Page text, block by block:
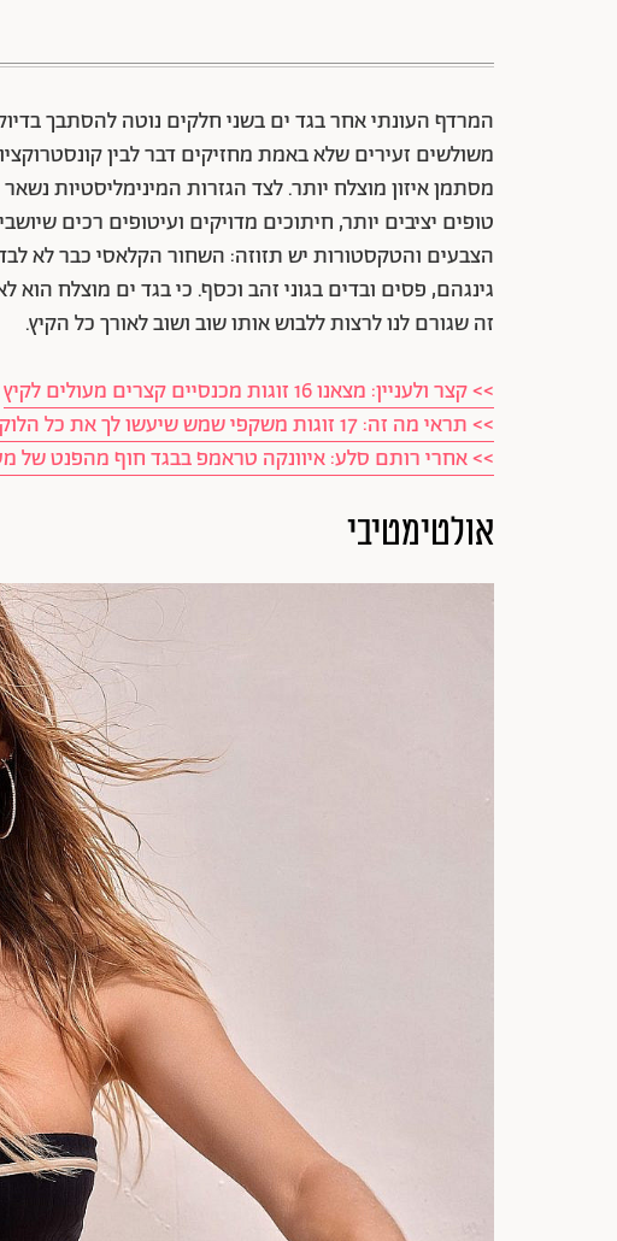
המרדף העונתי אחר בגד ים בשני חלקים נוטה להסתבך
משולשים זעירים שלא באמת מחזיקים דבר לבין
מסתמן איזון מוצלח יותר. לצד הגזרות המינימליסטיות
טופים יציבים יותר, חיתוכים מדויקים ועיטופים רכים
הצבעים והטקסטורות יש תזוזה: השחור הקלאסי כבר לא
גינגהם, פסים ובדים בגוני זהב וכסף. כי בגד ים מוצלח
זה שגורם לנו לרצות ללבוש אותו שוב ושוב לאורך כל הקיץ.
>> קצר ולעניין: מצאנו 16 זוגות מכנסיים קצרים מעולים לקיץ
>> תראי מה זה: 17 זוגות משקפי שמש שיעשו לך את כל הלוק
>> אחרי רותם סלע: איוונקה טראמפ בבגד חוף מהפנט של
אולטימטיבי